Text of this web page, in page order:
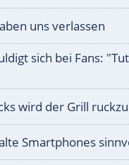
uns verlassen
sich bei Fans:
wird der Grill
Smartphones